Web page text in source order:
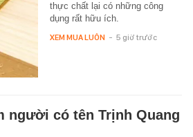
thực chất lại có những công
dụng rất hữu ích.
XEM MUA LUÔN - 5 giờ trước
người có tên Trịnh Quang